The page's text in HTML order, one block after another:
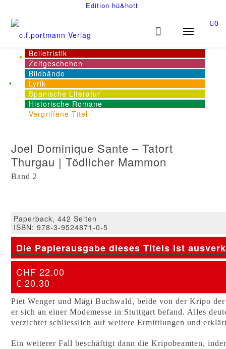
Edition hü&hott
0
Belletristik
Zeitgeschehen
Bildbände
Lyrik
Spanische Literatur
Historische Romane
Vergriffene Titel
Joel Dominique Sante – Tatort
Thurgau | Tödlicher Mammon
Band 2
Paperback, 442 Seiten
ISBN: 978-3-9524871-0-5
Die Papierausgabe dieses Titels ist
CHF 22.00
€ 20.30
Piet Wenger und Mägi Buchwald, beide von der Kripo
er sich an einer Modemesse in Stuttgart befand. Alles
verzichtet schliesslich auf weitere Ermittlungen und
Ein weiterer Fall beschäftigt dann die Kripobeamten,